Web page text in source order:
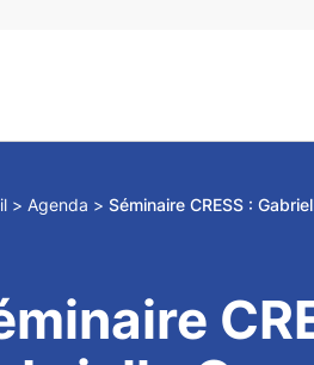
Agenda